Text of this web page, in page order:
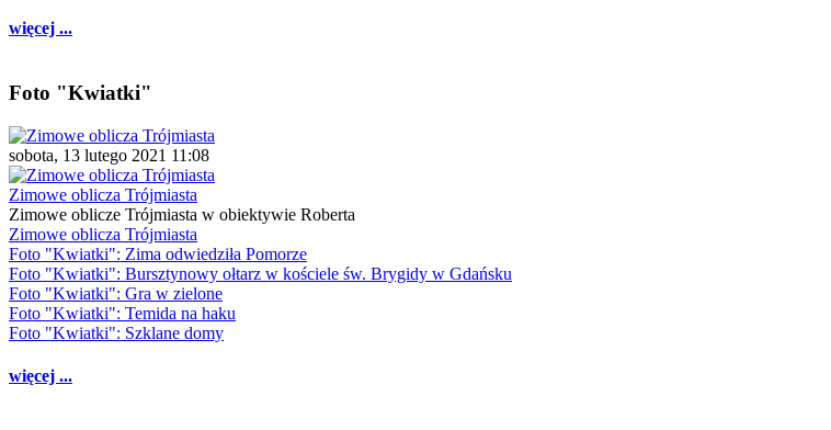
więcej ...
Foto "Kwiatki"
sobota, 13 lutego 2021 11:08
Zimowe oblicza Trójmiasta
Zimowe oblicze Trójmiasta w obiektywie Roberta
Zimowe oblicza Trójmiasta
Foto "Kwiatki": Zima odwiedziła Pomorze
Foto "Kwiatki": Bursztynowy ołtarz w kościele św. Brygidy w Gdańsku
Foto "Kwiatki": Gra w zielone
Foto "Kwiatki": Temida na haku
Foto "Kwiatki": Szklane domy
więcej ...